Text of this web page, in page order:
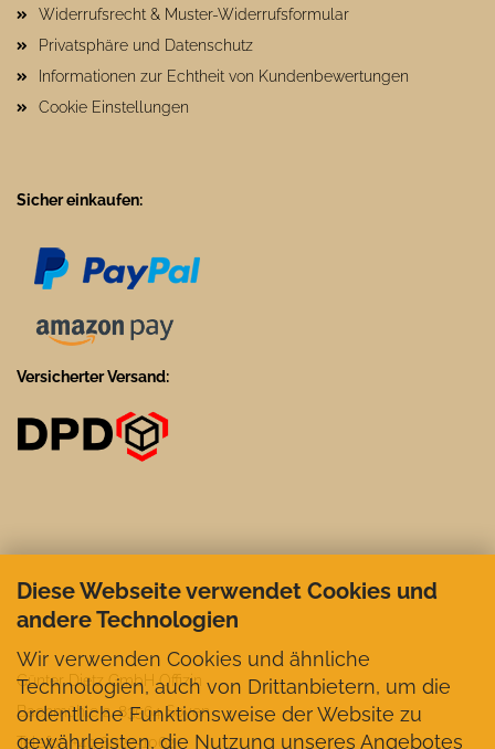
Diese Webseite verwendet Cookies und
andere Technologien
Wir verwenden Cookies und ähnliche
Technologien, auch von Drittanbietern, um die
ordentliche Funktionsweise der Website zu
gewährleisten, die Nutzung unseres Angebotes
Widerrufsrecht & Muster-Widerrufsformular
Privatsphäre und Datenschutz
Informationen zur Echtheit von Kundenbewertungen
Cookie Einstellungen
Sicher einkaufen:
Versicherter Versand:
Günter Dietz GmbH Offizin
Bachmühle 2, 83564 Soyen
Telefon +49 8072-1062